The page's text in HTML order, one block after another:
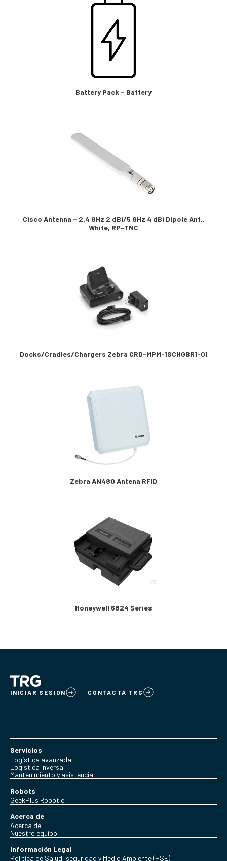
Battery Pack – Battery
Cisco Antenna – 2.4 GHz 2 dBi/5 GHz 4 dBi Dipole Ant.,
White, RP-TNC
Docks/Cradles/Chargers Zebra CRD-MPM-1SCHGBR1-01
Zebra AN480 Antena RFID
Honeywell 6824 Series
INICIAR SESION CONTACTÁ TRG
Servicios
Logística avanzada
Logística inversa
Mantenimiento y asistencia
Robots
GeekPlus Robotic
Acerca de
Acerca de
Nuestro equipo
Información Legal
Política de Salud, seguridad y Medio Ambiente (HSE)